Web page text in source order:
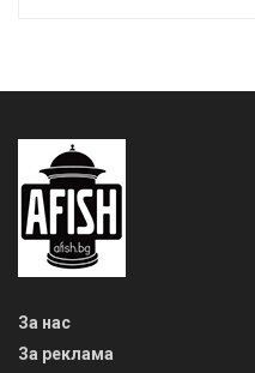
За нас
За реклама